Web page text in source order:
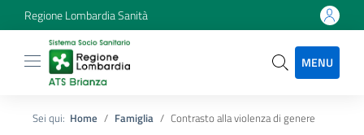
Regione Lombardia Sanità
MENU
Sei qui: Home Famiglia Contrasto alla violenza di genere